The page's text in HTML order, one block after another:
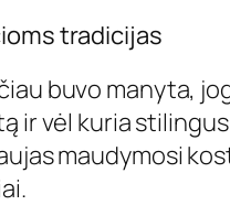
tradicijas
buvo manyta,
ir vėl kuria
maudymosi